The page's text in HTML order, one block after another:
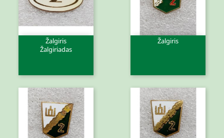
Žalgiris
Žalgiriadas
Žalgiris